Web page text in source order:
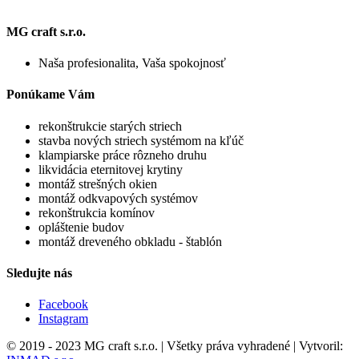
MG craft s.r.o.
Naša profesionalita, Vaša spokojnosť
Ponúkame Vám
rekonštrukcie starých striech
stavba nových striech systémom na kľúč
klampiarske práce rôzneho druhu
likvidácia eternitovej krytiny
montáž strešných okien
montáž odkvapových systémov
rekonštrukcia komínov
opláštenie budov
montáž dreveného obkladu - štablón
Sledujte nás
Facebook
Instagram
© 2019 - 2023 MG craft s.r.o. | Všetky práva vyhradené | Vytvoril: